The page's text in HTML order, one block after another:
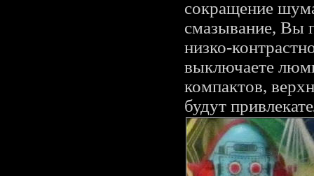
сокращение
смазывание, Вы
низко-
выключаете
компактов,
будут